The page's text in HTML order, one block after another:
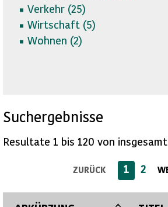
Verkehr (25)
Wirtschaft (5)
Wohnen (2)
Suchergebnisse
Resultate 1 bis 120 von insgesamt
ZURÜCK 1 2